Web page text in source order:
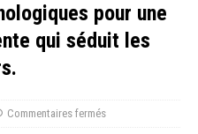
pour une
qui séduit les
Commentaires fermés